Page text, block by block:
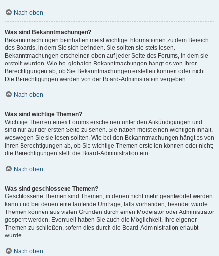
Nach oben
Was sind Bekanntmachungen?
Bekanntmachungen beinhalten meist wichtige Informationen zu dem Bereich
des Boards, in dem Sie sich befinden. Sie sollten sie stets lesen.
Bekanntmachungen erscheinen oben auf jeder Seite des Forums, in dem sie
erstellt wurden. Wie bei globalen Bekanntmachungen hängt es von Ihren
Berechtigungen ab, ob Sie Bekanntmachungen erstellen können oder nicht.
Die Berechtigungen werden von der Board-Administration vergeben.
Nach oben
Was sind wichtige Themen?
Wichtige Themen eines Forums erscheinen unter den Ankündigungen und
sind nur auf der ersten Seite zu sehen. Sie haben meist einen wichtigen Inhalt,
weswegen Sie sie lesen sollten. Wie bei den Bekanntmachungen hängt es von
Ihren Berechtigungen ab, ob Sie wichtige Themen erstellen können oder nicht;
die Berechtigungen stellt die Board-Administration ein.
Nach oben
Was sind geschlossene Themen?
Geschlossene Themen sind Themen, in denen nicht mehr geantwortet werden
kann und bei denen eine laufende Umfrage, falls vorhanden, beendet wurde.
Themen können aus vielen Gründen durch einen Moderator oder Administrator
gesperrt werden. Eventuell haben Sie auch die Möglichkeit, Ihre eigenen
Themen zu schließen, sofern dies durch die Board-Administration erlaubt
wurde.
Nach oben